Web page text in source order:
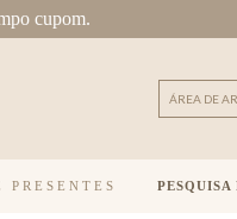
cupom.
ÁREA DE
PRESENTES PESQUISA